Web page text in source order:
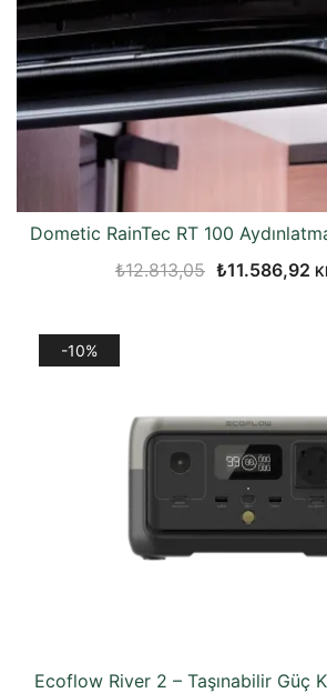
Dometic RainTec RT 100
₺12.813,05 Orijinal
₺11.586,92
-10%
Ecoflow River 2 – Taşınabilir Güç